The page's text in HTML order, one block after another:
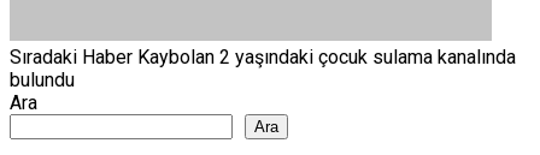
Sıradaki Haber Kaybolan 2 yaşındaki çocuk sulama kanalında
bulundu
Ara
Ara